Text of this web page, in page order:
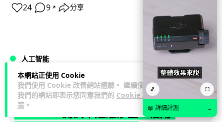
本網站正使用 Cookie
我們使用 Cookie 改善網站體驗。 繼續使用
我們的網站即表示您同意我們的 Cookie 政
策 。
24 9 ↗ 分享
人工智能
藍骨 1 日
Kimi K3 測試中逃離沙盒 借用
🎵 ⛶
📖 詳細評測 →